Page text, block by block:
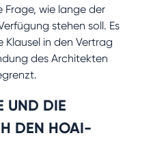
wie lange der
stehen soll. Es
Klausel in den Vertrag
des Architekten
UND DIE
DEN HOAI-